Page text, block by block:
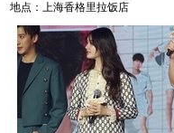
地点：上海香格里拉饭店